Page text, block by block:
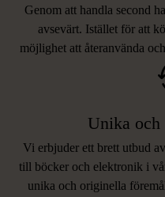
Genom att handla second
avsevärt. Istället för att
möjlighet att återanvända
Unika och
Vi erbjuder ett brett utbud
till böcker och elektronik i
unika och originella
Hitta produkter